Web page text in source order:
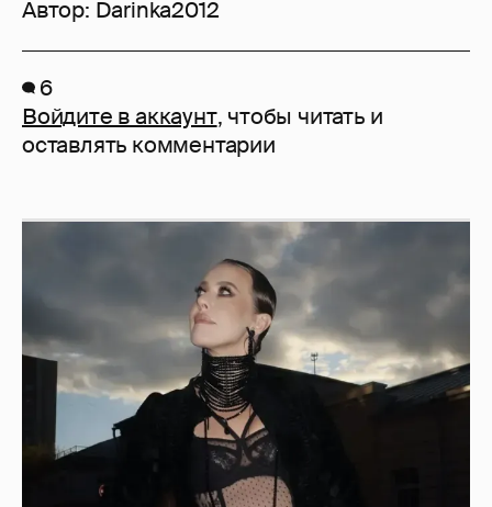
Автор: Darinka2012
6
Войдите в аккаунт, чтобы читать и
оставлять комментарии